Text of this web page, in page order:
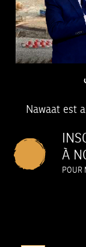
Nawaat est
À
POUR